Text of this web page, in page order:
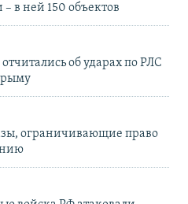
в ней 150 объектов
об ударах по РЛС
ограничивающие право